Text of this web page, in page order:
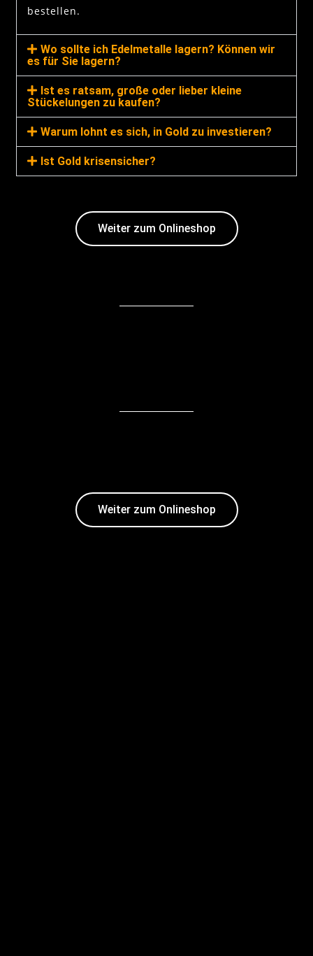
bestellen.
Wo sollte ich Edelmetalle lagern? Können wir
es für Sie lagern?
Ist es ratsam, große oder lieber kleine
Stückelungen zu kaufen?
Warum lohnt es sich, in Gold zu investieren?
Ist Gold krisensicher?
Weiter zum Onlineshop
Weiter zum Onlineshop